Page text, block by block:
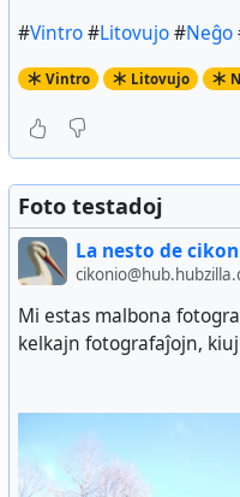
#Vintro#Litovujo#Neĝo
Vintro Litovujo
Foto testadoj
La nesto de
Mi estas malbona
kelkajn fotografaĵojn,